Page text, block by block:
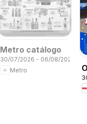
Metro catálogo
30/07/2026 - 06/08/2026
Metro